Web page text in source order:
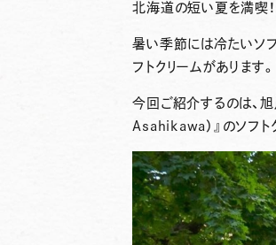
北海道の短い夏を満喫！
暑い季節には冷たいソ
フトクリームがあります。
今回ご紹介するのは、
Asahikawa）』 のソフト